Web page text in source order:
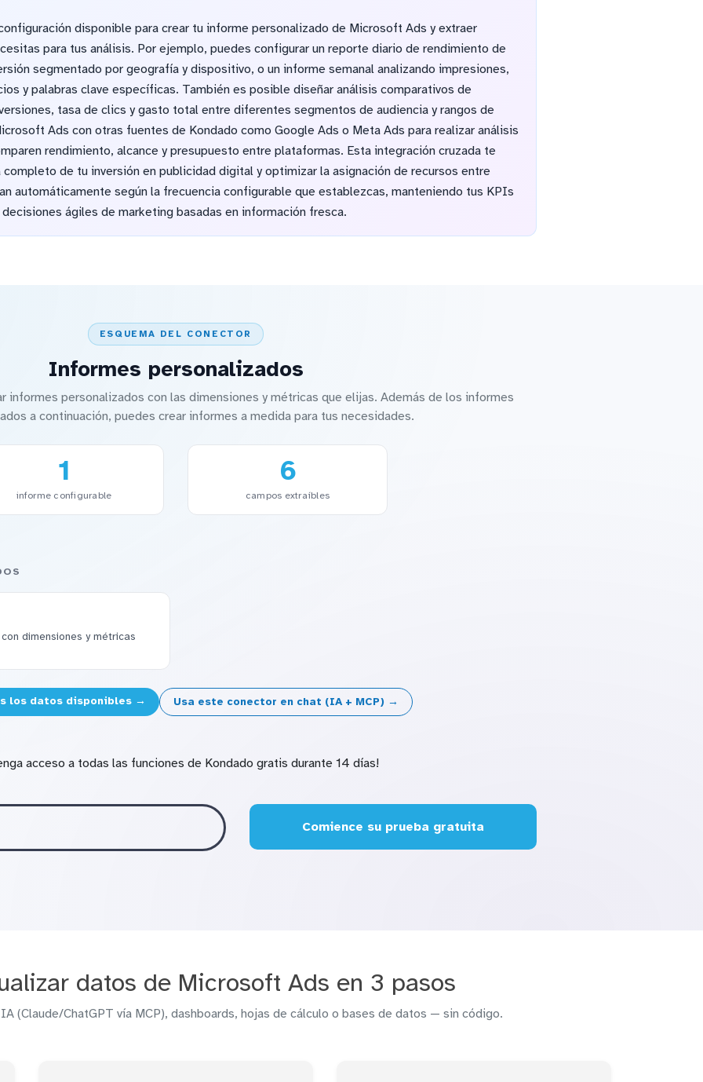
disponible para crear tu informe personalizado de Microsoft Ads y extraer
para tus análisis. Por ejemplo, puedes configurar un reporte diario de rendimiento de
segmentado por geografía y dispositivo, o un informe semanal analizando impresiones,
y palabras clave específicas. También es posible diseñar análisis comparativos de
tasa de clics y gasto total entre diferentes segmentos de audiencia y rangos de
Ads con otras fuentes de Kondado como Google Ads o Meta Ads para realizar análisis
rendimiento, alcance y presupuesto entre plataformas. Esta integración cruzada te
de tu inversión en publicidad digital y optimizar la asignación de recursos entre
automáticamente según la frecuencia configurable que establezcas, manteniendo tus KPIs
ágiles de marketing basadas en información fresca.
ESQUEMA DEL CONECTOR
Informes personalizados
informes personalizados con las dimensiones y métricas que elijas. Además de los informes
a continuación, puedes crear informes a medida para tus necesidades.
1
informe configurable
6
campos extraíbles
dimensiones y métricas
los datos disponibles → Usa este conector en chat (IA + MCP) →
acceso a todas las funciones de Kondado gratis durante 14 días!
Comience su prueba gratuita
datos de Microsoft Ads en 3 pasos
(Claude/ChatGPT vía MCP), dashboards, hojas de cálculo o bases de datos — sin código.